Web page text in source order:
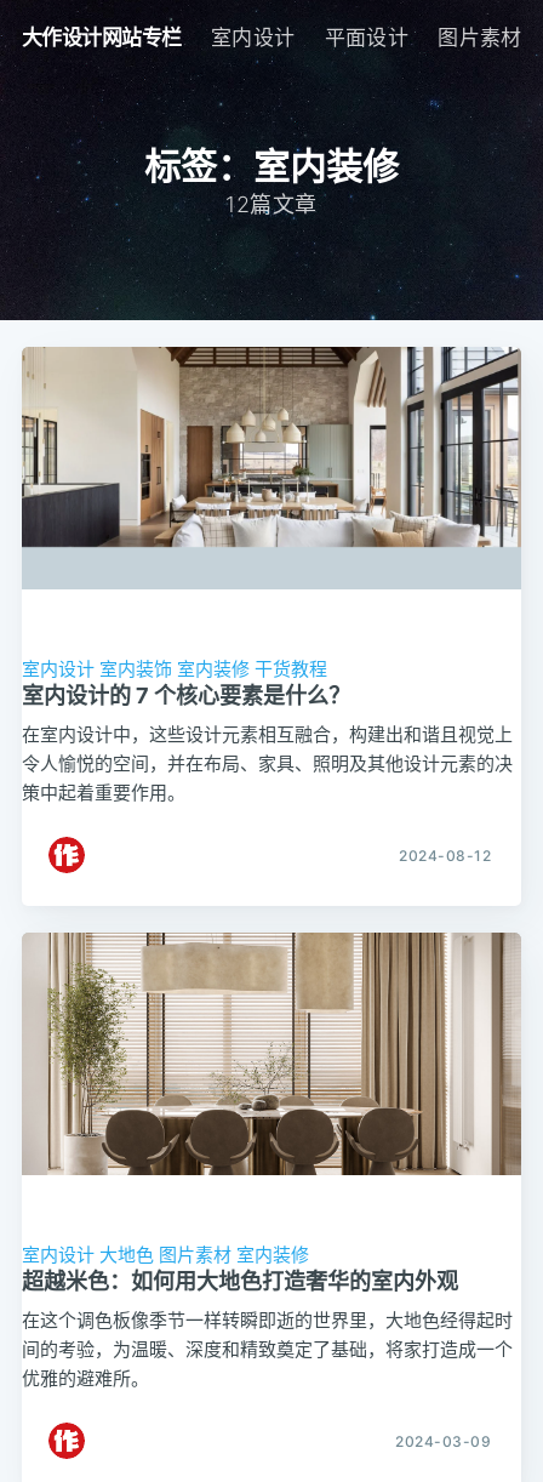
大作设计网站专栏 室内设计 平面设计 图片素材
标签：室内装修
12篇文章
室内设计 室内装饰 室内装修 干货教程
室内设计的 7 个核心要素是什么？
在室内设计中，这些设计元素相互融合，构建出和谐且视觉上
令人愉悦的空间，并在布局、家具、照明及其他设计元素的决
策中起着重要作用。
2024-08-12
室内设计 大地色 图片素材 室内装修
超越米色：如何用大地色打造奢华的室内外观
在这个调色板像季节一样转瞬即逝的世界里，大地色经得起时
间的考验，为温暖、深度和精致奠定了基础，将家打造成一个
优雅的避难所。
2024-03-09